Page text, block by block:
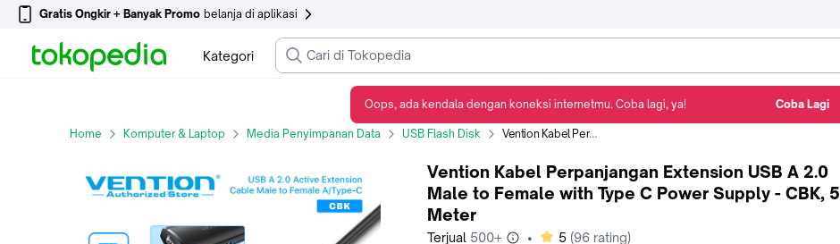
Gratis Ongkir + Banyak Promo belanja di aplikasi
Kategori
Home Komputer & Laptop Media Penyimpanan Data USB Flash Disk Vention Kabel Perpanjangan Extension USB A 2.0 Male to Female with Type C Power Supply - CBK, 5 Meter
Vention Kabel Perpanjangan Extension USB A 2.0
Male to Female with Type C Power Supply - CBK, 5
Meter
Terjual 500+ • bintang
5 (96 rating)
Oops, ada kendala dengan koneksi internetmu. Coba lagi, ya! Coba Lagi